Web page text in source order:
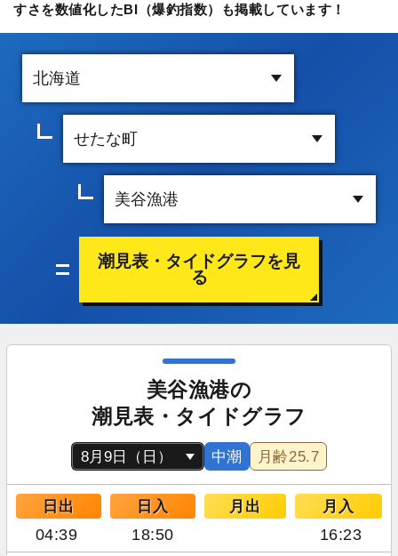
すさを数値化したBI（爆釣指数）も掲載しています！
潮見表・タイドグラフを見
る
美谷漁港の
潮見表・タイドグラフ
中潮 月齢25.7
日出 日入 月出 月入
04:39 18:50 16:23